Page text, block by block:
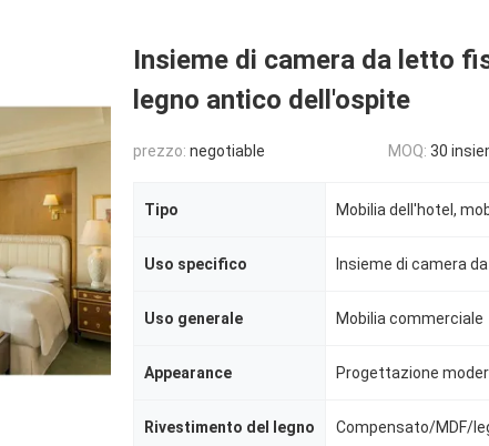
Insieme di camera da letto
legno antico dell'ospite
prezzo: negotiable MOQ: 30
Tipo
Uso specifico Insieme di camera
Uso generale Mobilia commerciale
Appearance Progettazione
Rivestimento del legno Compensato/MDF/